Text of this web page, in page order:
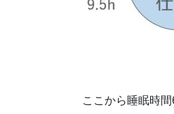
ここから睡眠時